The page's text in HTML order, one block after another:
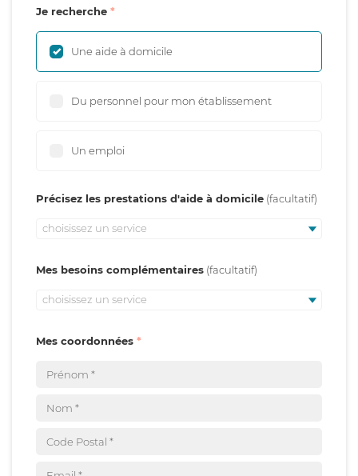
Je recherche
Une aide à domicile
Du personnel pour mon établissement
Un emploi
Précisez les prestations d'aide à domicile
choisissez un service
Mes besoins complémentaires
choisissez un service
Mes coordonnées